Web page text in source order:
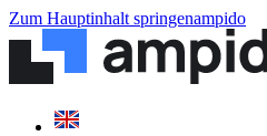
Zum Hauptinhalt springenampido